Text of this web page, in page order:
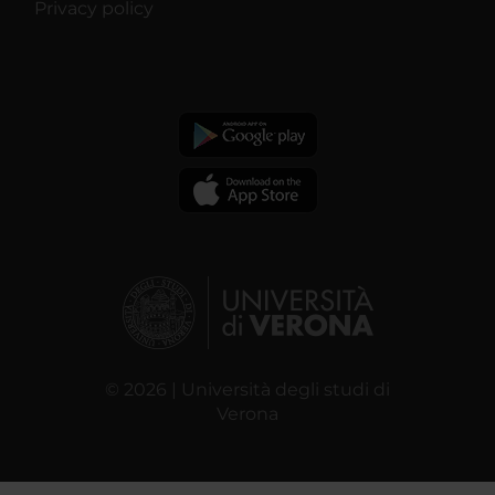
Privacy policy
© 2026 | Università degli studi di
Verona